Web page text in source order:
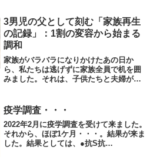
3男児の父として刻む「家族再生
の記録」：1割の変容から始まる
調和
家族がバラバラになりかけたあの日か
ら、私たちは逃げずに家族全員で机を囲
みました。それは、子供たちと夫婦が、
発の日です。感情のぶつけ合いを「建設
的な協議」へと変えるために...
疫学調査・・・
2022年2月に疫学調査を受けて来ました。
それから、ほぼ1ケ月・・・。結果が来ま
した。結果としては、●抗S抗